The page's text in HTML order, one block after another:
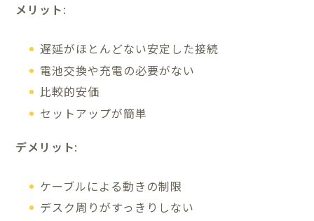
メリット:
遅延がほとんどない安定した接続
電池交換や充電の必要がない
比較的安価
セットアップが簡単
デメリット:
ケーブルによる動きの制限
デスク周りがすっきりしない